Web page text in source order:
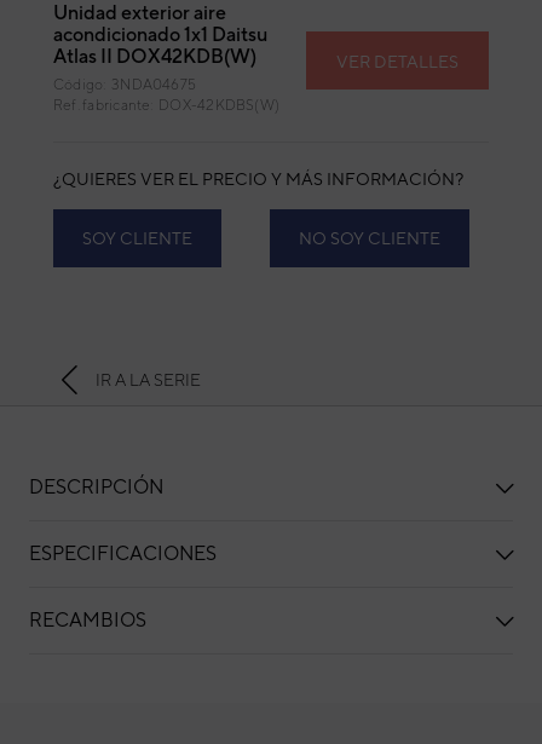
Unidad exterior aire
acondicionado 1x1 Daitsu
Atlas II DOX42KDB(W)
Código: 3NDA04675
Ref. fabricante: DOX-42KDBS(W)
VER DETALLES
¿QUIERES VER EL PRECIO Y MÁS INFORMACIÓN?
SOY CLIENTE NO SOY CLIENTE
IR A LA SERIE
DESCRIPCIÓN
ESPECIFICACIONES
RECAMBIOS